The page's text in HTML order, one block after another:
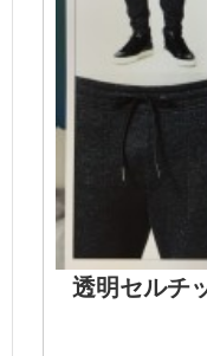
透明セルチ